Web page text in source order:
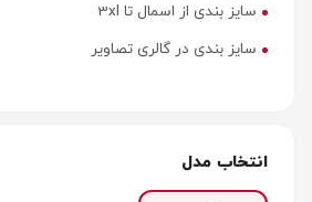
سایز بندی از اسمال تا 3xl
سایز بندی در گالری تصاویر
انتخاب مدل